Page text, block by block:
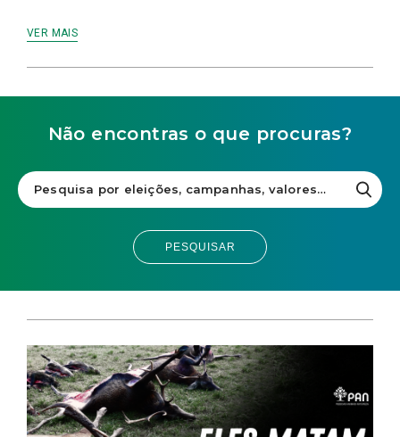
VER MAIS
Não encontras o que procuras?
PESQUISAR